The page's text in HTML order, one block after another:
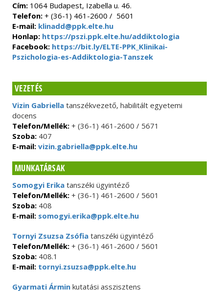
Cím: 1064 Budapest, Izabella u. 46.
Telefon: + (36-1) 461-2600 / 5601
E-mail: klinadd@ppk.elte.hu
Honlap: https://pszi.ppk.elte.hu/addiktologia
Facebook: https://bit.ly/ELTE-PPK_Klinikai-
Pszichologia-es-Addiktologia-Tanszek
VEZETÉS
Vizin Gabriella tanszékvezető, habilitált egyetemi
docens
Telefon/Mellék: + (36-1) 461-2600 / 5671
Szoba: 407
E-mail: vizin.gabriella@ppk.elte.hu
MUNKATÁRSAK
Somogyi Erika tanszéki ügyintéző
Telefon/Mellék: + (36-1) 461-2600 / 5601
Szoba: 408
E-mail: somogyi.erika@ppk.elte.hu
Tornyi Zsuzsa Zsófia tanszéki ügyintéző
Telefon/Mellék: + (36-1) 461-2600 / 5601
Szoba: 408.1
E-mail: tornyi.zsuzsa@ppk.elte.hu
Gyarmati Ármin kutatási asszisztens